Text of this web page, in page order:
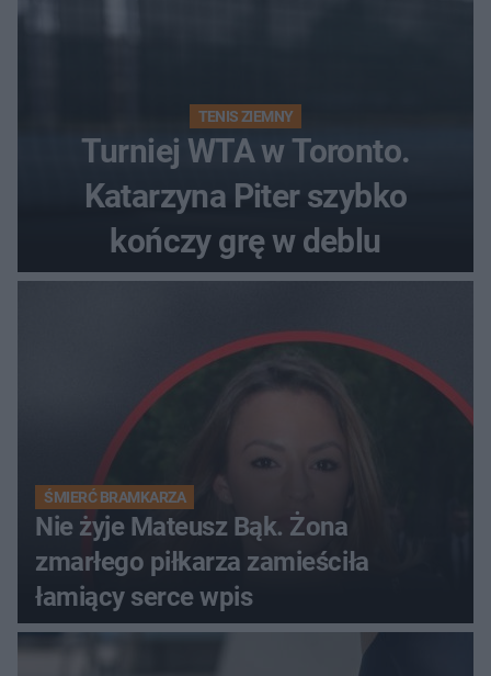
TENIS ZIEMNY
Turniej WTA w Toronto.
Katarzyna Piter szybko
kończy grę w deblu
ŚMIERĆ BRAMKARZA
Nie żyje Mateusz Bąk. Żona
zmarłego piłkarza zamieściła
łamiący serce wpis